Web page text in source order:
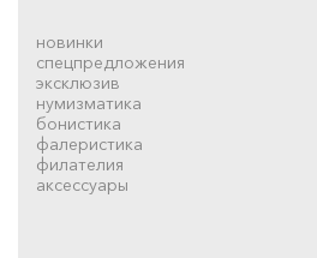
новинки
спецпредложения
эксклюзив
нумизматика
бонистика
фалеристика
филателия
аксессуары